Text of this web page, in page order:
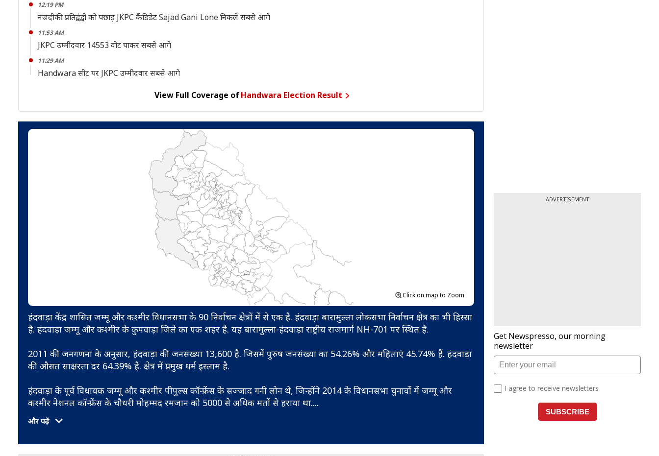
12:19 PM
नजदीकी प्रतिद्वंद्वी को पछाड़ JKPC कैंडिडेट Sajad Gani Lone निकले सबसे आगे
11:53 AM
JKPC उम्मीदवार 14553 वोट पाकर सबसे आगे
11:29 AM
Handwara सीट पर JKPC उम्मीदवार सबसे आगे
View Full Coverage ofHandwara Election Result
Click on map to Zoom
हंदवाड़ा केंद्र शासित जम्मू और कश्मीर विधानसभा के 90 निर्वाचन क्षेत्रों में से एक है. हंदवाड़ा बारामुल्ला लोकसभा निर्वाचन क्षेत्र का भी हिस्सा
है. हंदवाड़ा जम्मू और कश्मीर के कुपवाड़ा जिले का एक शहर है. यह बारामुल्ला-हंदवाड़ा राष्ट्रीय राजमार्ग NH-701 पर स्थित है.
2011 की जनगणना के अनुसार, हंदवाड़ा की जनसंख्या 13,600 है. जिसमें पुरुष जनसंख्या का 54.26% और महिलाएं 45.74% हैं. हंदवाड़ा
की औसत साक्षरता दर 64.39% है. क्षेत्र में प्रमुख धर्म इस्लाम है.
हंदवाड़ा के पूर्व विधायक जम्मू और कश्मीर पीपुल्स कॉन्फ्रेंस के सज्जाद गनी लोन थे, जिन्होंने 2014 के विधानसभा चुनावों में जम्मू और
कश्मीर नेशनल कॉन्फ्रेंस के चौधरी मोहम्मद रमजान को 5000 से अधिक मतों से हराया था....
और पढ़ें
ADVERTISEMENT